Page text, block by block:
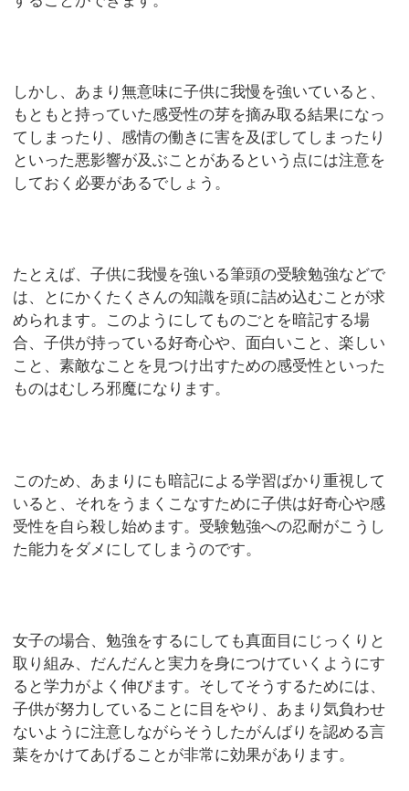
しかし、あまり無意味に子供に我慢を強いていると、
もともと持っていた感受性の芽を摘み取る結果になっ
てしまったり、感情の働きに害を及ぼしてしまったり
といった悪影響が及ぶことがあるという点には注意を
しておく必要があるでしょう。
たとえば、子供に我慢を強いる筆頭の受験勉強などで
は、とにかくたくさんの知識を頭に詰め込むことが求
められます。このようにしてものごとを暗記する場
合、子供が持っている好奇心や、面白いこと、楽しい
こと、素敵なことを見つけ出すための感受性といった
ものはむしろ邪魔になります。
このため、あまりにも暗記による学習ばかり重視して
いると、それをうまくこなすために子供は好奇心や感
受性を自ら殺し始めます。受験勉強への忍耐がこうし
た能力をダメにしてしまうのです。
女子の場合、勉強をするにしても真面目にじっくりと
取り組み、だんだんと実力を身につけていくようにす
ると学力がよく伸びます。そしてそうするためには、
子供が努力していることに目をやり、あまり気負わせ
ないように注意しながらそうしたがんばりを認める言
葉をかけてあげることが非常に効果があります。